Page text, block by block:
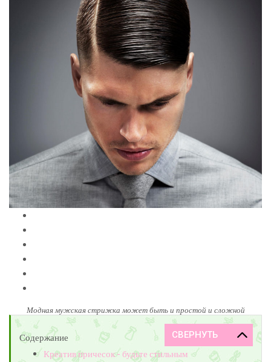
Модная мужская стрижка может быть и простой и сложной
Содержание
Креатив причесок - будьте стильным